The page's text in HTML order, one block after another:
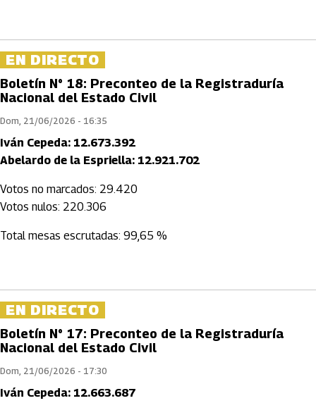
EN DIRECTO
Boletín N° 18: Preconteo de la Registraduría
Nacional del Estado Civil
Dom, 21/06/2026 - 16:35
Iván Cepeda: 12.673.392
Abelardo de la Espriella: 12.921.702
Votos no marcados: 29.420
Votos nulos: 220.306
Total mesas escrutadas: 99,65 %
EN DIRECTO
Boletín N° 17: Preconteo de la Registraduría
Nacional del Estado Civil
Dom, 21/06/2026 - 17:30
Iván Cepeda: 12.663.687